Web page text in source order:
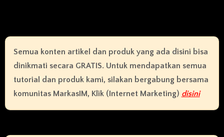
Semua konten artikel dan produk yang ada disini bisa
dinikmati secara GRATIS. Untuk mendapatkan semua
tutorial dan produk kami, silakan bergabung bersama
komunitas MarkasIM, Klik (Internet Marketing) disini